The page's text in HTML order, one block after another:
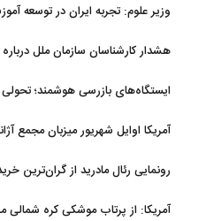
وزیر علوم: تجربه ایران در توسعه
هشدار کارشناسان سازمان ملل
ایستگاه‌های بازرسی هوشمند؛
آمریکا اوایل شهریور میزبان مجمع
رونمایی رئال مادرید از گران‌ترین
آمریکا: از پرتاب موشکی کره